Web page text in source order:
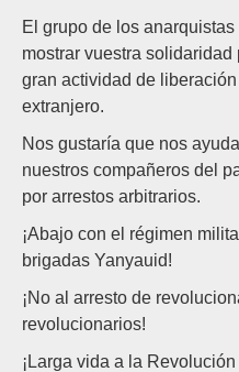
El grupo de los
mostrar vuestra
gran actividad de
extranjero.
Nos gustaría que nos
nuestros compañeros del
por arrestos arbitrarios.
¡Abajo con el régimen
brigadas Yanyauid!
¡No al arresto de
revolucionarios!
¡Larga vida a la